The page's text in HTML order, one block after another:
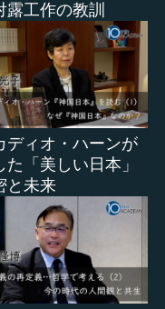
して議論して、相手
結果的にうまくいか
した。私も個人では
る人が好きです。そ
いえば、やはり古い
面から古い民主主義
民主主義を21世紀の
けない。これが、日
やる気のなさだと思
露工作の教訓
ディオ・ハーンが
た「美しい日本」
と未来